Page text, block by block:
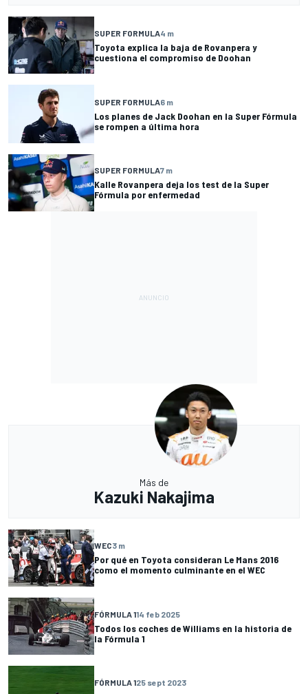
SUPER FORMULA4 m
Toyota explica la baja de Rovanpera y
cuestiona el compromiso de Doohan
SUPER FORMULA6 m
Los planes de Jack Doohan en la Super Fórmula
se rompen a última hora
SUPER FORMULA7 m
Kalle Rovanpera deja los test de la Super
Fórmula por enfermedad
Más de
Kazuki Nakajima
WEC3 m
Por qué en Toyota consideran Le Mans 2016
como el momento culminante en el WEC
FÓRMULA 114 feb 2025
Todos los coches de Williams en la historia de
la Fórmula 1
FÓRMULA 125 sept 2023